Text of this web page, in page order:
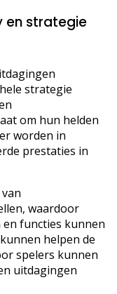
en strategie
strategie
om hun helden
worden in
prestaties in
waardoor
functies kunnen
helpen de
spelers kunnen
uitdagingen